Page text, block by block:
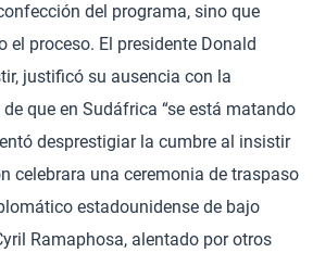
del programa, sino que
el proceso. El presidente Donald
justificó su ausencia con la
que en Sudáfrica “se está matando
desprestigiar la cumbre al insistir
celebrara una ceremonia de traspaso
estadounidense de bajo
Ramaphosa, alentado por otros